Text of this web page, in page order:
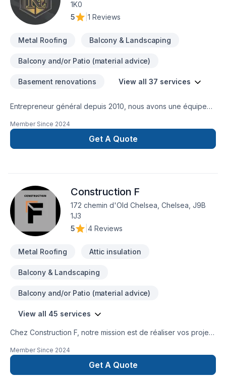
1K0
5
1 Reviews
Metal Roofing Balcony & Landscaping
Balcony and/or Patio (material advice)
Basement renovations View all 37 services
Entrepreneur général depuis 2010, nous avons une équipe
agrandissement, rénovation de tous genres, toiture, peinture,
revêtement extérieur etc.
Member Since 2024
Get A Quote
Construction F
172 chemin d'Old Chelsea, Chelsea, J9B
1J3
5
4 Reviews
Metal Roofing Attic insulation
Balcony & Landscaping
Balcony and/or Patio (material advice)
View all 45 services
Chez Construction F, notre mission est de réaliser vos projets
durable selon vos besoins et vos aspirations.
Member Since 2024
Get A Quote